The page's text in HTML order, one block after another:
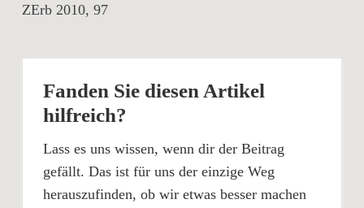
ZErb 2010, 97
Fanden Sie diesen Artikel
hilfreich?
Lass es uns wissen, wenn dir der Beitrag
gefällt. Das ist für uns der einzige Weg
herauszufinden, ob wir etwas besser machen